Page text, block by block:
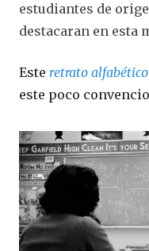
estudiantes de
destacaran en esta
Este retrato alfabético
este poco